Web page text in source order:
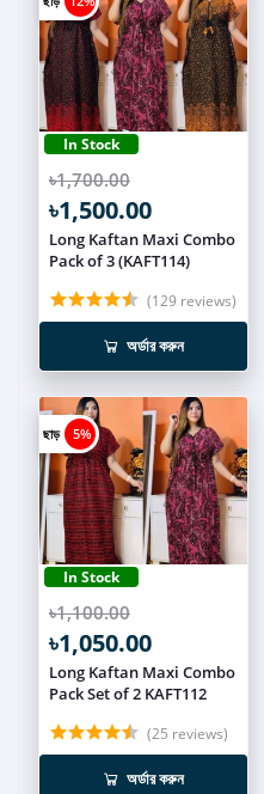
In Stock
৳1,700.00
৳1,500.00
Long Kaftan Maxi Combo
Pack of 3 (KAFT114)
(129 reviews)
অর্ডার করুন
ছাড় 5%
In Stock
৳1,100.00
৳1,050.00
Long Kaftan Maxi Combo
Pack Set of 2 KAFT112
(25 reviews)
অর্ডার করুন